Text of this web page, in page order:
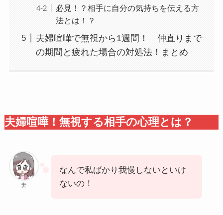
必見！？相手に自分の気持ちを伝える方
法とは！？
夫婦喧嘩で無視から1週間！ 仲直りまで
の期間と疲れた場合の対処法！まとめ
夫婦喧嘩！無視する相手の心理とは？
妻
なんで私ばかり我慢しないといけ
ないの！